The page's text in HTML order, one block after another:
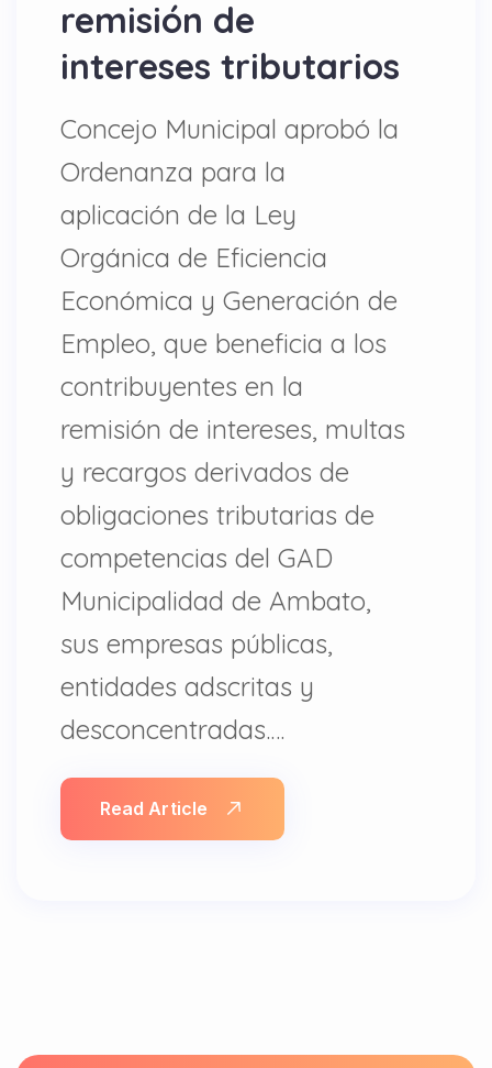
remisión de
intereses tributarios
Concejo Municipal aprobó la
Ordenanza para la
aplicación de la Ley
Orgánica de Eficiencia
Económica y Generación de
Empleo, que beneficia a los
contribuyentes en la
remisión de intereses, multas
y recargos derivados de
obligaciones tributarias de
competencias del GAD
Municipalidad de Ambato,
sus empresas públicas,
entidades adscritas y
desconcentradas.…
Read Article